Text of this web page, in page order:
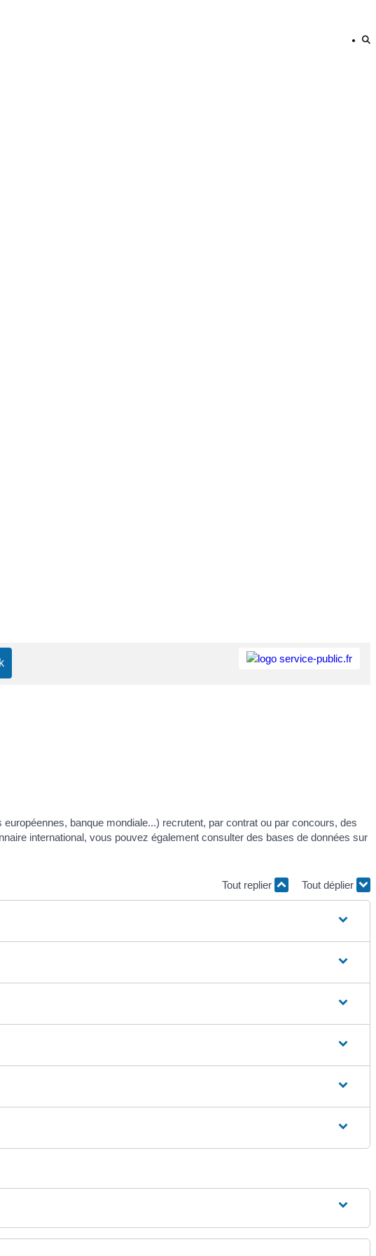
banque mondiale...) recrutent, par contrat ou par concours, des
international, vous pouvez également consulter des bases de données sur
Tout replier Tout déplier